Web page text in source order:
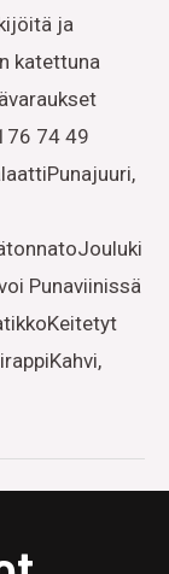
ja
katettuna
74 49
Punaviinissä